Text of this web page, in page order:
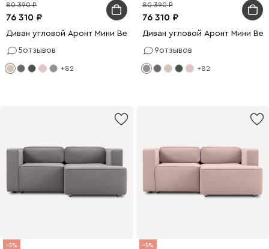
76 310
80 390
Диван угловой Аронт Мини Велюр Молочный
5отзывов
+82
76 310
80 390
Диван угловой Аронт Мини
9отзывов
+82
5 5